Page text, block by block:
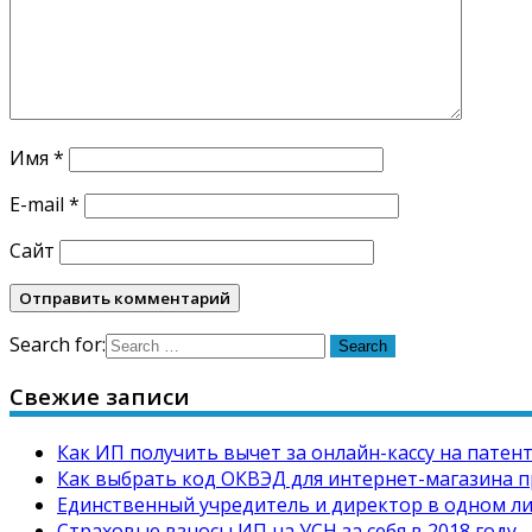
Имя *
E-mail *
Сайт
Search for:
Свежие записи
Как ИП получить вычет за онлайн-кассу на
Как выбрать код ОКВЭД для интернет-магазина
Единственный учредитель и директор в одном